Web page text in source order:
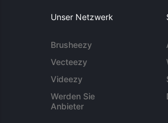
Unser Netzwerk
Brusheezy
Vecteezy
Videezy
Werden Sie
Anbieter